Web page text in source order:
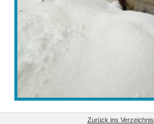
Zurück ins Verzeichnis